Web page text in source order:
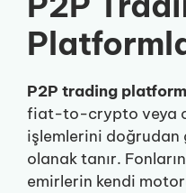
P2P trading
fiat-to-crypto veya
işlemlerini
olanak tanır.
emirlerin kendi